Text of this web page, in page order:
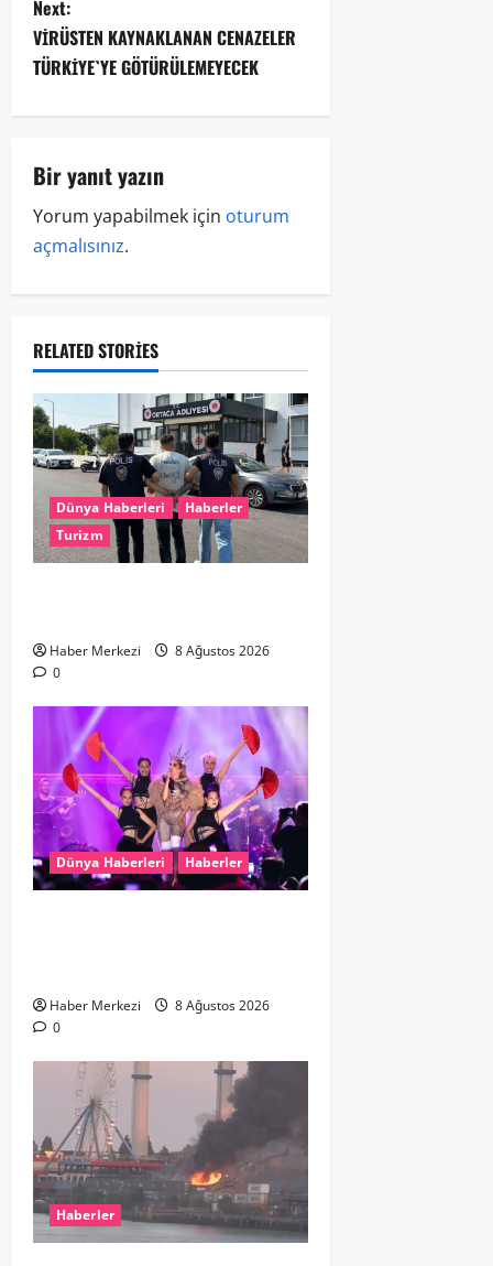
Next:
VİRÜSTEN KAYNAKLANAN CENAZELER
TÜRKİYE`YE GÖTÜRÜLEMEYECEK
Bir yanıt yazın
Yorum yapabilmek için oturum
açmalısınız.
RELATED STORIES
Dünya Haberleri
Haberler
Turizm
Haber Merkezi
8 Ağustos 2026
0
Dünya Haberleri Haberler
Haber Merkezi
8 Ağustos 2026
0
Haberler